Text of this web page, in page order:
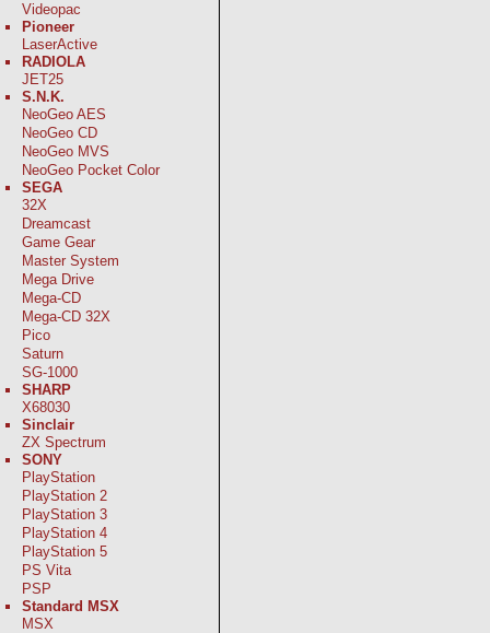
Videopac
Pioneer
LaserActive
RADIOLA
JET25
S.N.K.
NeoGeo AES
NeoGeo CD
NeoGeo MVS
NeoGeo Pocket Color
SEGA
32X
Dreamcast
Game Gear
Master System
Mega Drive
Mega-CD
Mega-CD 32X
Pico
Saturn
SG-1000
SHARP
X68030
Sinclair
ZX Spectrum
SONY
PlayStation
PlayStation 2
PlayStation 3
PlayStation 4
PlayStation 5
PS Vita
PSP
Standard MSX
MSX